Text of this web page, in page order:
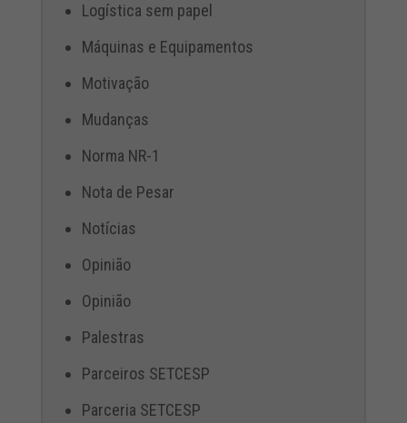
Logística sem papel
Máquinas e Equipamentos
Motivação
Mudanças
Norma NR-1
Nota de Pesar
Notícias
Opinião
Opinião
Palestras
Parceiros SETCESP
Parceria SETCESP